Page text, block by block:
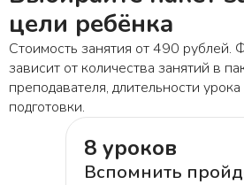
цели ребёнка
Стоимость занятия от 490 рублей.
зависит от количества занятий в
преподавателя, длительности
подготовки.
8 уроков
Вспомнить